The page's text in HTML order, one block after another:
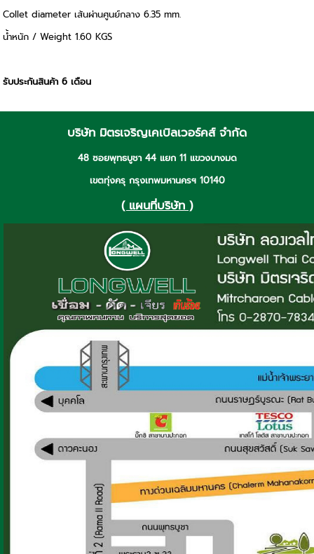
Collet diameter เส้นผ่านศูนย์กลาง 6.35 mm.
น้ำหนัก / Weight 1.60 KGS
รับประกันสินค้า 6 เดือน
บริษัท มิตรเจริญเคเบิลเวอร์คส์ จำกัด
48 ซอยพุทธบูชา 44 แยก 11 แขวงบางมด
เขตทุ่งครุ กรุงเทพมหานครฯ 10140
( แผนที่บริษัท )